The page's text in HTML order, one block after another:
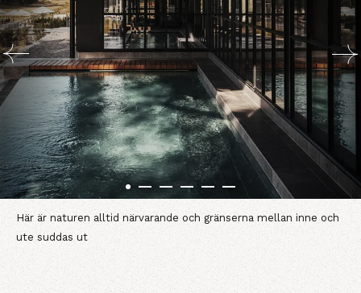
Här är naturen alltid närvarande och gränserna mellan inne och
ute suddas ut